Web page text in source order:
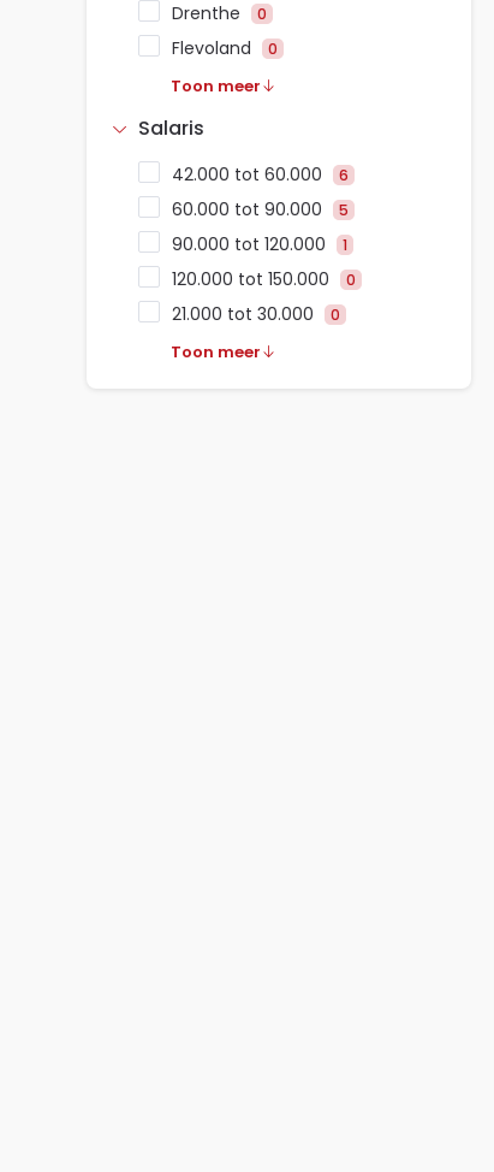
Drenthe 0
Flevoland 0
Toon meer
Salaris
42.000 tot 60.000 6
60.000 tot 90.000 5
90.000 tot 120.000 1
120.000 tot 150.000 0
21.000 tot 30.000 0
Toon meer